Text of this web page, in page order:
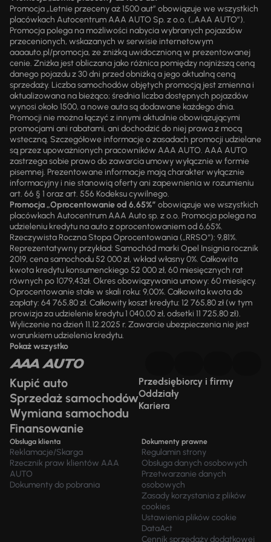
Promocja „Letnie przeceny aż 1500 aut” obowiązuje we wszystkich
placówkach Autocentrum AAA AUTO Sp. z o.o. („AAA AUTO”).
Promocja polega na możliwości nabycia wybranych pojazdów
przecenionych, wskazanych w serwisie internetowym
aaaauto.pl/promocja, ze zniżką uwidocznioną w prezentowanej
cenie. Zniżka jest obliczana jako różnica pomiędzy najniższą ceną
danego pojazdu z 30 dni przed obniżką a jego aktualną ceną
sprzedaży. Liczba samochodów objętych promocją jest zmienna i
aktualizowana na bieżąco; średnia liczba dostępnych pojazdów
wynosi około 1500, a nowe auta są dodawane każdego dnia.
Promocji nie można łączyć z innymi aktualnie obowiązującymi
promocjami ani rabatami, ani dochodzić do niej prawa z mocą
wsteczną. Szczegółowe informacje o zasadach promocji udzielane
są przez upoważnionych pracowników AAA AUTO. AAA AUTO
zastrzega sobie prawo do zawarcia umowy wyłącznie w formie
pisemnej. Prezentowane informacje mają charakter wyłącznie
informacyjny i nie stanowią oferty ani zapewnienia w rozumieniu
art. 66 § 1 oraz art. 556 Kodeksu cywilnego.
Promocja „Oprocentowanie od 6,65%” obowiązuje we wszystkich
placówkach Autocentrum AAA Auto sp. z o.o. Promocja polega na
udzieleniu kredytu na auto z oprocentowaniem od 6,65%.
Rzeczywista Roczna Stopa Oprocentowania („RRSO“): 9,81%.
Reprezentatywny przykład: Samochód marki Opel Insignia rocznik
2019, cena samochodu 52 000 zł, wkład własny 0%. Całkowita
kwota kredytu konsumenckiego 52 000 zł, 60 miesięcznych rat
równych po 1079,43zł. Okres obowiązywania umowy: 60 miesięcy.
Oprocentowanie stałe w skali roku: 9,00%. Całkowita kwota do
zapłaty: 64 765,80 zł. Całkowity koszt kredytu: 12 765,80 zł (w tym
prowizja za udzielenie kredytu 1 040,00 zł, odsetki 11 725,80 zł).
Wyliczenie na dzień 11.12.2025 r. Zawarcie ubezpieczenia nie jest
warunkiem udzielenia kredytu.
Pokaż wszystko
Kupić auto
Sprzedaż samochodów
Wymiana samochodu
Finansowanie
Przedsiębiorcy i firmy
Oddziały
Kariera
Obsługa klienta
Reklamacje/Skarga
Rzecznik praw klientów AAA
AUTO
Dokumenty do pobrania
Dokumenty prawne
Regulamin strony
Obsługa danych osobowych
Przetwarzanie danych
osobowych
Zasady korzystania z plików
cookies
Ustawienia plików cookie
DataAct
Cennik sprzedaży dodatkowej